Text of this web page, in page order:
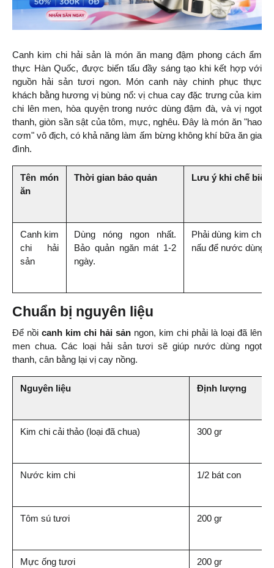
Canh kim chi hải sản là món ăn mang đậm phong cách ẩm
thực Hàn Quốc, được biến tấu đầy sáng tạo khi kết hợp với
nguồn hải sản tươi ngon. Món canh này chinh phục thực
khách bằng hương vị bùng nổ: vị chua cay đặc trưng của kim
chi lên men, hòa quyện trong nước dùng đậm đà, và vị ngọt
thanh, giòn sần sật của tôm, mực, nghêu. Đây là món ăn "hao
cơm" vô địch, có khả năng làm ấm bừng không khí bữa ăn gia
đình.
Tên món
ăn
Thời gian bảo quản Lưu ý khi chế biến
Canh kim
chi hải
sản
Dùng nóng ngon nhất.
Bảo quản ngăn mát 1-2
ngày.
Phải dùng kim chi
nấu để nước dùng
Chuẩn bị nguyên liệu
Để nồi canh kim chi hải sản ngon, kim chi phải là loại đã lên
men chua. Các loại hải sản tươi sẽ giúp nước dùng ngọt
thanh, cân bằng lại vị cay nồng.
Nguyên liệu Định lượng
Kim chi cải thảo (loại đã chua) 300 gr
Nước kim chi 1/2 bát con
Tôm sú tươi 200 gr
Mực ống tươi 200 gr